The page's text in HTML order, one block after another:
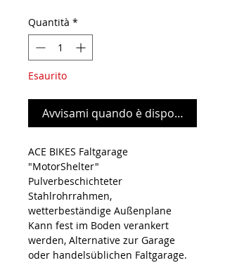
Quantità *
Esaurito
Avvisami quando è disponibile
ACE BIKES Faltgarage
"MotorShelter"
Pulverbeschichteter
Stahlrohrrahmen,
wetterbeständige Außenplane
Kann fest im Boden verankert
werden, Alternative zur Garage
oder handelsüblichen Faltgarage.